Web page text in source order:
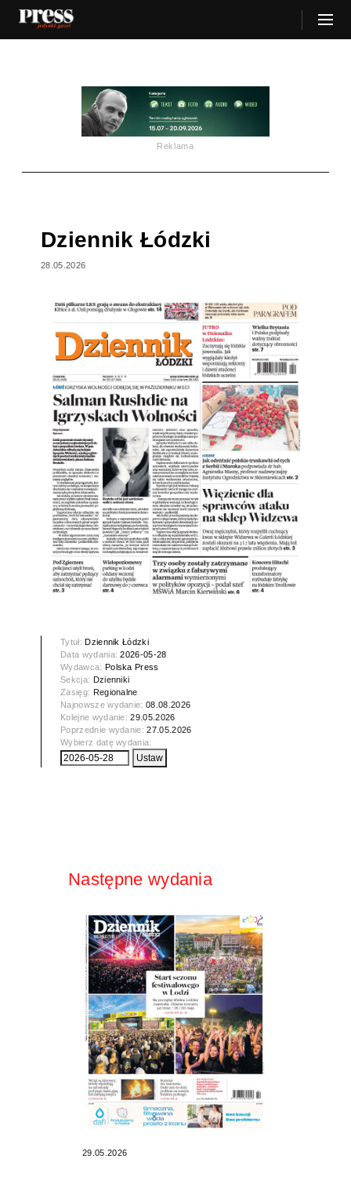
Reklama
Dziennik Łódzki
28.05.2026
Tytuł: Dziennik Łódzki
Data wydania:2026-05-28
Wydawca: Polska Press
Sekcja: Dzienniki
Zasięg: Regionalne
Najnowsze wydanie:08.08.2026
Kolejne wydanie:29.05.2026
Poprzednie wydanie:27.05.2026
Wybierz datę wydania:
Następne wydania
29.05.2026